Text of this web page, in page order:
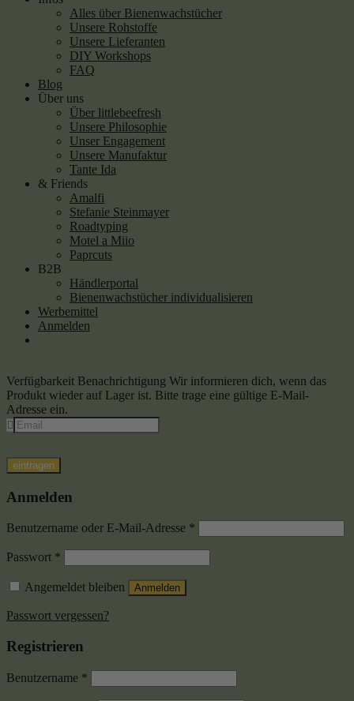
Alles über Bienenwachstücher
Unsere Rohstoffe
Unsere Lieferanten
DIY Workshops
FAQ
Blog
Über uns
Über littlebeefresh
Unsere Philosophie
Unser Engagement
Unsere Manufaktur
Tante Ida
& Friends
Amalfi
Stefanie Steinmayer
Roadtyping
Motel a Miio
Paprcuts
B2B
Händlerportal
Bienenwachstücher individualisieren
Werbemittel
Anmelden
Verfügbarkeit Benachrichtigung Wir informieren dich, wenn das
Produkt wieder auf Lager ist. Bitte trage eine gültige E-Mail-
Adresse ein.
eintragen
Anmelden
Benutzername oder E-Mail-Adresse *
Passwort *
Angemeldet bleiben Anmelden
Passwort vergessen?
Registrieren
Benutzername *